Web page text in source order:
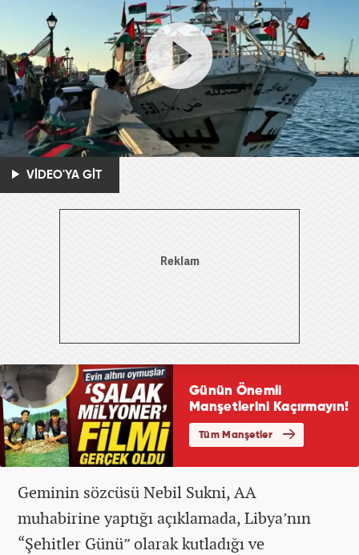
VİDEO'YA GİT
Geminin sözcüsü Nebil Sukni, AA
muhabirine yaptığı açıklamada, Libya’nın
“Şehitler Günü” olarak kutladığı ve